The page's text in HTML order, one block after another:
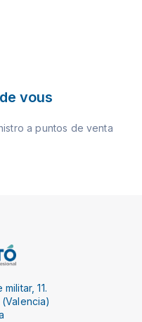
vous
a puntos de venta
11.
(Valencia)